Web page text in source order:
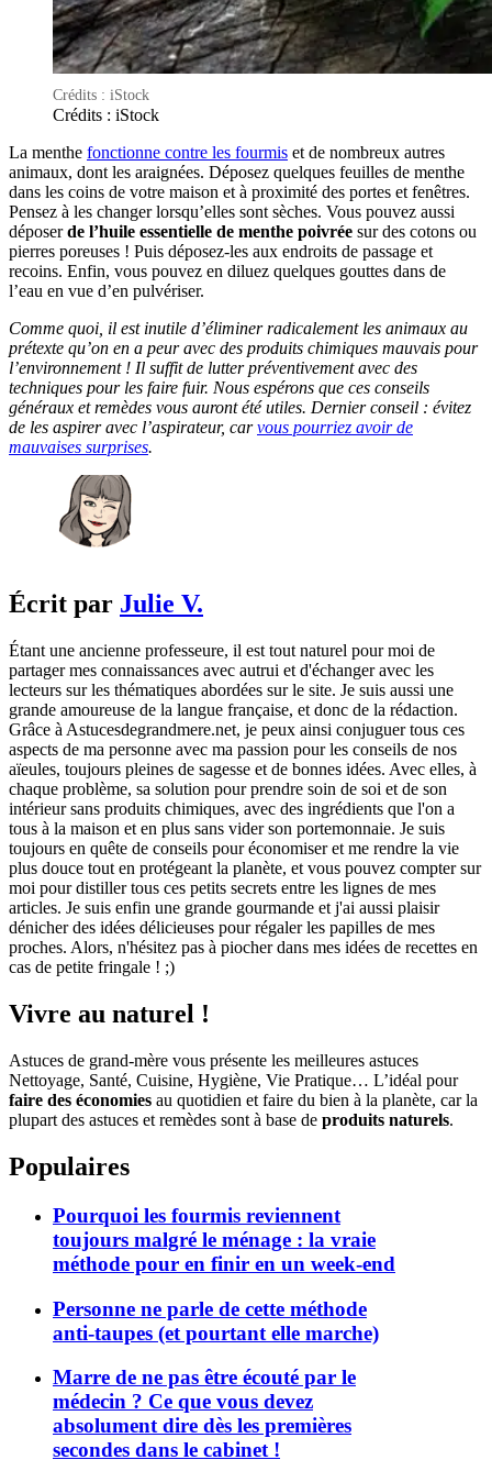
Crédits : iStock
Crédits : iStock
La menthe fonctionne contre les fourmis et de nombreux autres
animaux, dont les araignées. Déposez quelques feuilles de menthe
dans les coins de votre maison et à proximité des portes et fenêtres.
Pensez à les changer lorsqu’elles sont sèches. Vous pouvez aussi
déposerde l’huile essentielle de menthe poivrée sur des cotons ou
pierres poreuses ! Puis déposez-les aux endroits de passage et
recoins. Enfin, vous pouvez en diluez quelques gouttes dans de
l’eau en vue d’en pulvériser.
Comme quoi, il est inutile d’éliminer radicalement les animaux au
prétexte qu’on en a peur avec des produits chimiques mauvais pour
l’environnement ! Il suffit de lutter préventivement avec des
techniques pour les faire fuir. Nous espérons que ces conseils
généraux et remèdes vous auront été utiles. Dernier conseil : évitez
de les aspirer avec l’aspirateur, carvous pourriez avoir de
mauvaises surprises.
Écrit par Julie V.
Étant une ancienne professeure, il est tout naturel pour moi de
partager mes connaissances avec autrui et d'échanger avec les
lecteurs sur les thématiques abordées sur le site. Je suis aussi une
grande amoureuse de la langue française, et donc de la rédaction.
Grâce à Astucesdegrandmere.net, je peux ainsi conjuguer tous ces
aspects de ma personne avec ma passion pour les conseils de nos
aïeules, toujours pleines de sagesse et de bonnes idées. Avec elles, à
chaque problème, sa solution pour prendre soin de soi et de son
intérieur sans produits chimiques, avec des ingrédients que l'on a
tous à la maison et en plus sans vider son portemonnaie. Je suis
toujours en quête de conseils pour économiser et me rendre la vie
plus douce tout en protégeant la planète, et vous pouvez compter sur
moi pour distiller tous ces petits secrets entre les lignes de mes
articles. Je suis enfin une grande gourmande et j'ai aussi plaisir
dénicher des idées délicieuses pour régaler les papilles de mes
proches. Alors, n'hésitez pas à piocher dans mes idées de recettes en
cas de petite fringale ! ;)
Vivre au naturel !
Astuces de grand-mère vous présente les meilleures astuces
Nettoyage, Santé, Cuisine, Hygiène, Vie Pratique… L’idéal pour
faire des économies au quotidien et faire du bien à la planète, car la
plupart des astuces et remèdes sont à base de produits naturels.
Populaires
Pourquoi les fourmis reviennent
toujours malgré le ménage : la vraie
méthode pour en finir en un week-end
Personne ne parle de cette méthode
anti-taupes (et pourtant elle marche)
Marre de ne pas être écouté par le
médecin ? Ce que vous devez
absolument dire dès les premières
secondes dans le cabinet !